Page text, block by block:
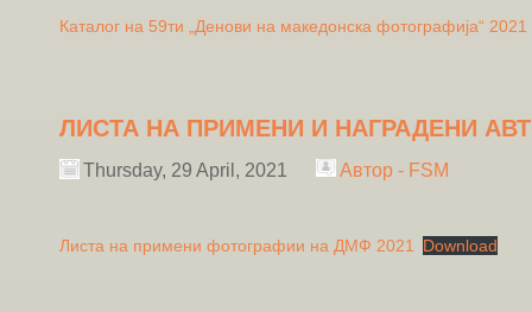
Каталог на 59ти „Денови на македонска фотографија“ 2021
ЛИСТА НА ПРИМЕНИ И НАГРАДЕНИ
Thursday, 29 April, 2021 Автор - FSM
Листа на примени фотографии на ДМФ 2021 Download